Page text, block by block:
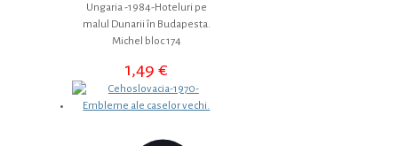
Ungaria -1984-Hoteluri pe
malul Dunarii în Budapesta.
Michel bloc 174
1,49€